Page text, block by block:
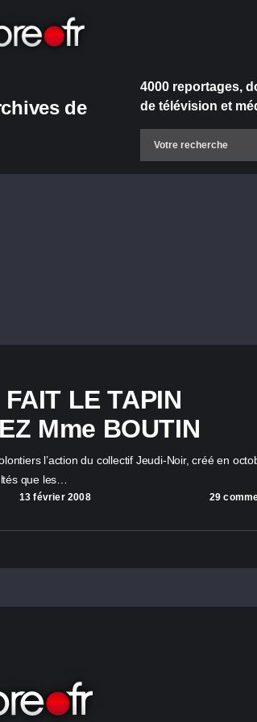
de
4000 reportages,
de télévision et
LE TAPIN
Mme BOUTIN
l’action du collectif Jeudi-Noir, créé en
que les…
13 février 2008 29